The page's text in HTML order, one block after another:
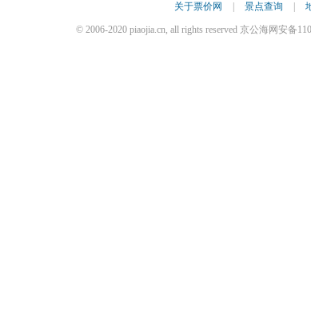
关于票价网 景点查询
© 2006-2020 piaojia.cn, all rights reserved 京公海网安备